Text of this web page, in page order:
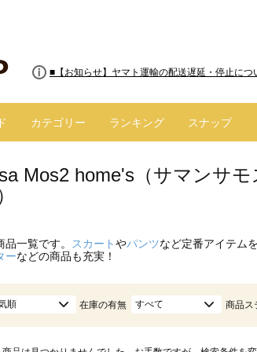
■8/13(木)AM2:00～サイトメンテナンス実施のお
■【お知らせ】ヤマト運輸の配送遅延・停止につ
カテゴリー ランキング スナップ
Mos2 home's（サマンサ
品一覧です。 スカートやパンツなど定番アイテム
ーなどの商品も充実！
順 在庫の有無 すべて 商品ス